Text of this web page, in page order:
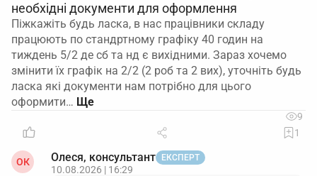
необхідні документи для оформлення
Піжкажіть будь ласка, в нас працівники складу
працюють по стандртному графіку 40 годин на
тиждень 5/2 де сб та нд є вихідними. Зараз хочемо
змінити їх графік на 2/2 (2 роб та 2 вих), уточніть будь
ласка які документи нам потрібно для цього
оформити…
9
1
ОК Олеся, консультант ЕКСПЕРТ
10.08.2026 | 16:29